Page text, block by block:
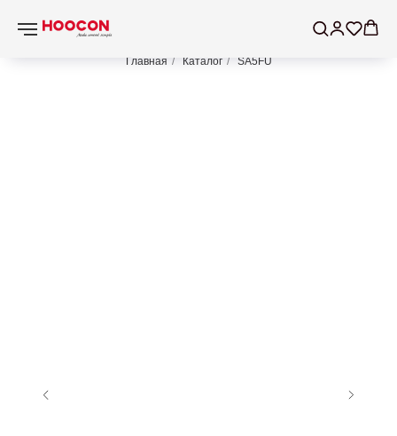
Главная / Каталог / SA5FU